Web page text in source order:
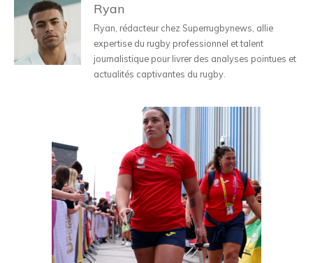
Ryan
Ryan, rédacteur chez Superrugbynews, allie
expertise du rugby professionnel et talent
journalistique pour livrer des analyses pointues et
actualités captivantes du rugby.